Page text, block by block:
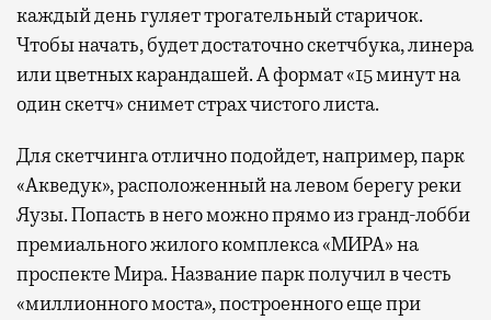
каждый день гуляет трогательный старичок.
Чтобы начать, будет достаточно скетчбука, линера
или цветных карандашей. А формат «15 минут на
один скетч» снимет страх чистого листа.
Для скетчинга отлично подойдет, например, парк
«Акведук», расположенный на левом берегу реки
Яузы. Попасть в него можно прямо из гранд-лобби
премиального жилого комплекса «МИРА» на
проспекте Мира. Название парк получил в честь
«миллионного моста», построенного еще при